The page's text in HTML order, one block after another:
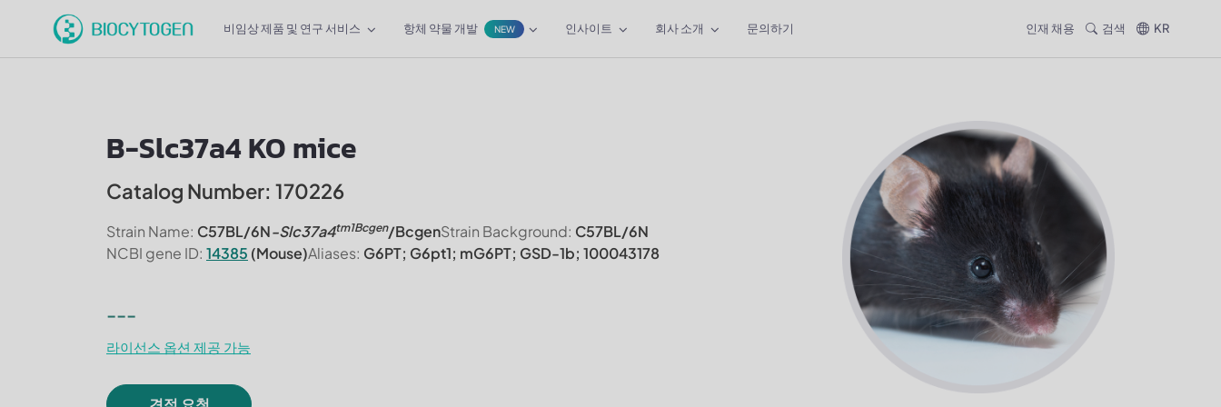
비임상 제품 및 연구 서비스 항체 약물 개발 NEW 인사이트 회사 소개 문의하기 인재 채용 검색 KR
B-Slc37a4 KO mice
Catalog Number: 170226
Strain Name: C57BL/6N-Slc37a4tm1Bcgen/BcgenStrain Background: C57BL/6N
NCBI gene ID: 14385 (Mouse)Aliases: G6PT; G6pt1; mG6PT; GSD-1b; 100043178
---
라이선스 옵션 제공 가능